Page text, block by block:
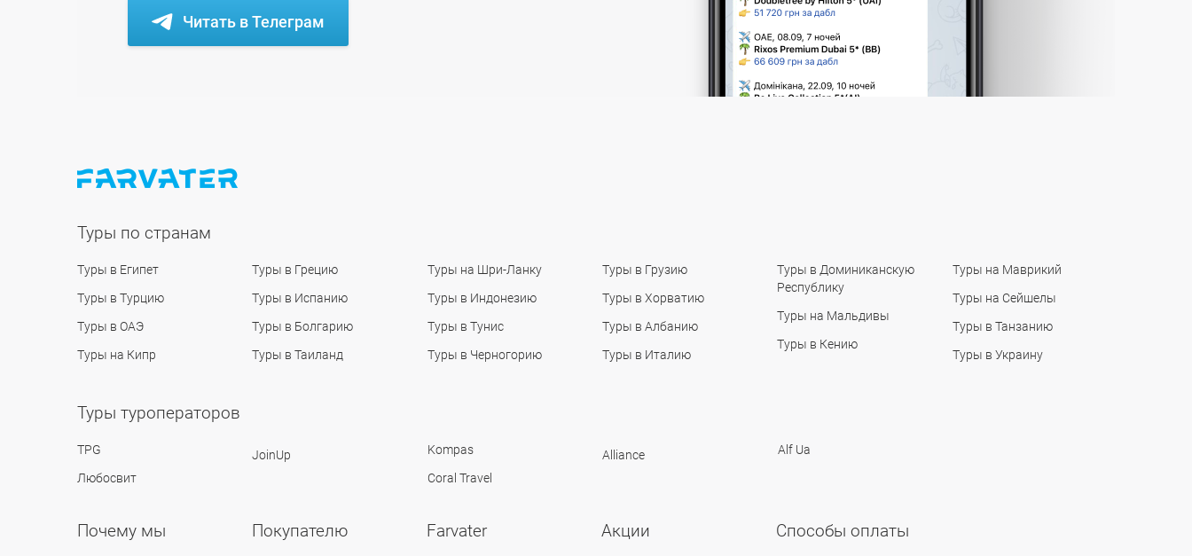
Читать в Телеграм
Туры по странам
Туры в Египет
Туры в Турцию
Туры в ОАЭ
Туры на Кипр
Туры в Грецию
Туры в Испанию
Туры в Болгарию
Туры в Таиланд
Туры на Шри-Ланку
Туры в Индонезию
Туры в Тунис
Туры в Черногорию
Туры в Грузию
Туры в Хорватию
Туры в Албанию
Туры в Италию
Туры в Доминиканскую
Республику
Туры на Мальдивы
Туры в Кению
Туры на Маврикий
Туры на Сейшелы
Туры в Танзанию
Туры в Украину
Туры туроператоров
TPG
Любосвит
JoinUp
Kompas
Coral Travel
Alliance Alf Ua
Почему мы Покупателю Farvater Акции Способы оплаты